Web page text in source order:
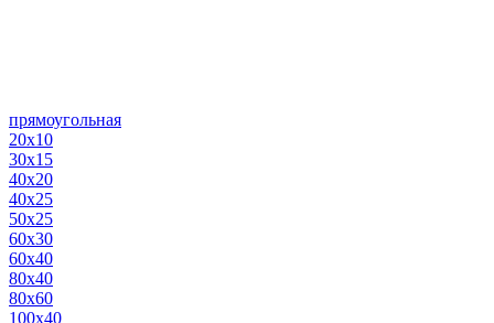
прямоугольная
20х10
30х15
40х20
40х25
50х25
60х30
60х40
80х40
80х60
100х40